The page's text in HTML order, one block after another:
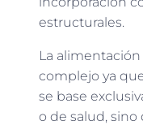
estructurales.
La
complejo ya
se base
o de salud,